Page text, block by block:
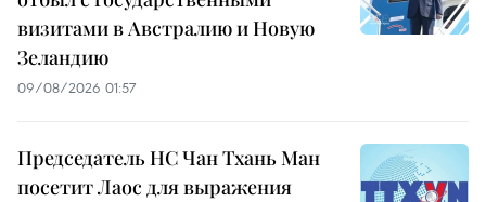
визитами в Австралию и Новую
Зеландию
09/08/2026 01:57
Председатель НС Чан Тхань Ман
посетит Лаос для выражения